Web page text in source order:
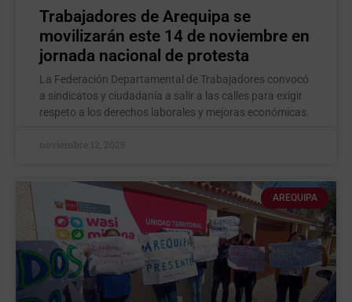
Trabajadores de Arequipa se
movilizarán este 14 de noviembre en
jornada nacional de protesta
La Federación Departamental de Trabajadores convocó
a sindicatos y ciudadanía a salir a las calles para exigir
respeto a los derechos laborales y mejoras económicas.
noviembre 12, 2025
AREQUIPA